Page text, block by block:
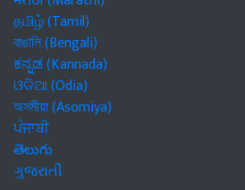
தமிழ் (Tamil)
বাঙালি (Bengali)
ಕನ್ನಡ (Kannada)
ଓଡିଆ (Odia)
অসমীয়া (Asomiya)
ਪੰਜਾਬੀ
తెలుగు
ગુજરાતી